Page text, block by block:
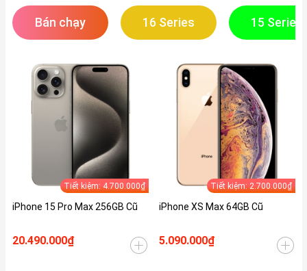
Bán chạy 16 Series 15 Series
Tiết kiệm: 4.700.000₫
iPhone 15 Pro Max 256GB Cũ
20.490.000₫
Tiết kiệm: 2.700.000₫
iPhone XS Max 64GB Cũ
5.090.000₫